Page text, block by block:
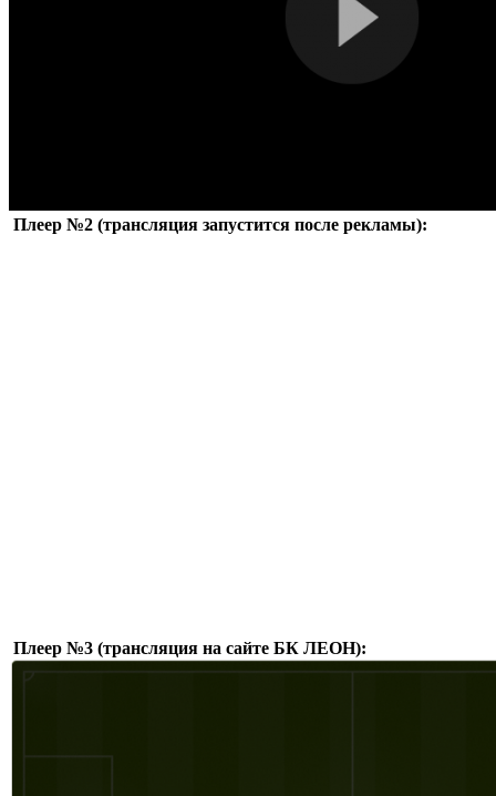
Плеер №2 (трансляция запустится после рекламы):
Плеер №3 (трансляция на сайте БК ЛЕОН):